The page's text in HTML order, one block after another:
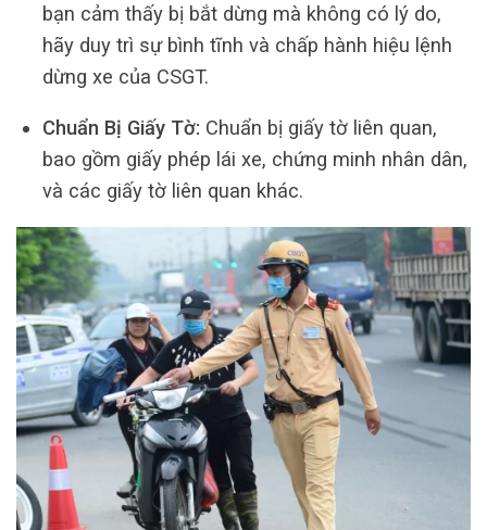
bạn cảm thấy bị bắt dừng mà không có lý do,
hãy duy trì sự bình tĩnh và chấp hành hiệu lệnh
dừng xe của CSGT.
Chuẩn Bị Giấy Tờ: Chuẩn bị giấy tờ liên quan,
bao gồm giấy phép lái xe, chứng minh nhân dân,
và các giấy tờ liên quan khác.